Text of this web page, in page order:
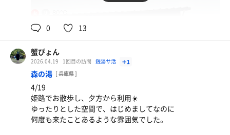
山椒のいいシビレが本格的で食べ応え◎
ソフトクリーム(季節限定)
いちご🍓
かつとじ陶板+Aセット
腹ペコからの大満足！
0 13
蟹ぴょん
2026.04.19 1回目の訪問 銭湯サ活 ＋1
森の湯 [ 兵庫県 ]
4/19
姫路でお散歩し、夕方から利用☀️
ゆったりとした空間で、はじめましてなのに
何度も来たことあるような雰囲気でした。